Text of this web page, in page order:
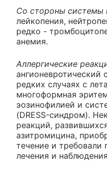
Со стороны системы
лейкопения,
редко -
анемия.
Аллергические
ангионевротический
редких случаях с
многоформная
эозинофилией и
(DRESS-синдром).
реакций,
азитромицина,
течение и требовали
лечения и